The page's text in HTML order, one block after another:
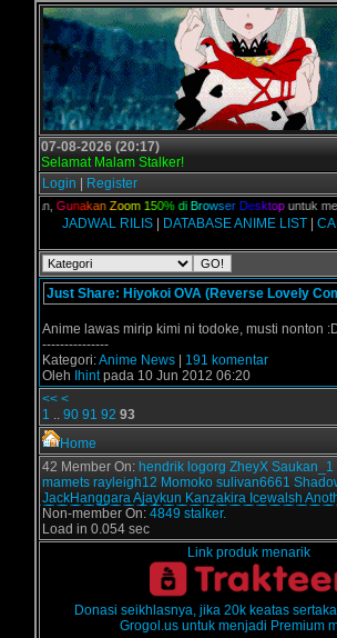
07-08-2026 (20:17)
Selamat Malam Stalker!
Login
Register
kalian,Gunakan Z oom 150% di B rowser D esktopuntuk
JADWAL RILIS| DATABASE ANIME LIST|
Just Share: Hiyokoi OVA (Reverse Lovely
Anime lawas mirip kimi ni todoke, musti nonton
---------------
Kategori:Anime News
191 komentar
Oleh
Ihintpada 10 Jun 2012 06:20
<< <
1 .. 90 91 92 93
Home
42 Member On: hendrik logorg ZheyX Saukan_1
mamets rayleigh12 Momoko sulivan6661
JackHanggaraAjaykun Kanzakira Icewalsh
Non-member On: 4849 stalker.
Load in 0.054 sec
Link produk menarik
Donasi seikhlasnya, jika 20k keatas
Grogol.us untuk menjadi Premium